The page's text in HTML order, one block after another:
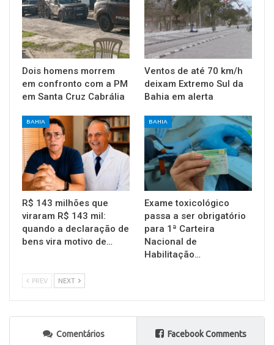
Dois homens morrem
em confronto com a PM
em Santa Cruz Cabrália
Ventos de até 70 km/h
deixam Extremo Sul da
Bahia em alerta
BAHIA
R$ 143 milhões que
viraram R$ 143 mil:
quando a declaração de
bens vira motivo de…
BAHIA
Exame toxicológico
passa a ser obrigatório
para 1ª Carteira
Nacional de
Habilitação…
PREV NEXT
Comentários Facebook Comments